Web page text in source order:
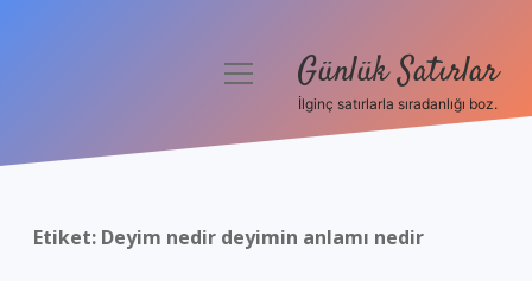
Yasal Uyarı
menüyü Günlük Satırlar
İlginç satırlarla sıradanlığı boz.
Etiket: Deyim nedir deyimin anlamı nedir